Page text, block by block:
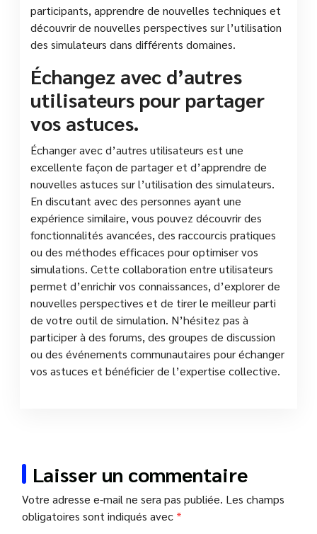
participants, apprendre de nouvelles techniques et
découvrir de nouvelles perspectives sur l’utilisation
des simulateurs dans différents domaines.
Échangez avec d’autres
utilisateurs pour partager
vos astuces.
Échanger avec d’autres utilisateurs est une
excellente façon de partager et d’apprendre de
nouvelles astuces sur l’utilisation des simulateurs.
En discutant avec des personnes ayant une
expérience similaire, vous pouvez découvrir des
fonctionnalités avancées, des raccourcis pratiques
ou des méthodes efficaces pour optimiser vos
simulations. Cette collaboration entre utilisateurs
permet d’enrichir vos connaissances, d’explorer de
nouvelles perspectives et de tirer le meilleur parti
de votre outil de simulation. N’hésitez pas à
participer à des forums, des groupes de discussion
ou des événements communautaires pour échanger
vos astuces et bénéficier de l’expertise collective.
Laisser un commentaire
Votre adresse e-mail ne sera pas publiée. Les champs
obligatoires sont indiqués avec *